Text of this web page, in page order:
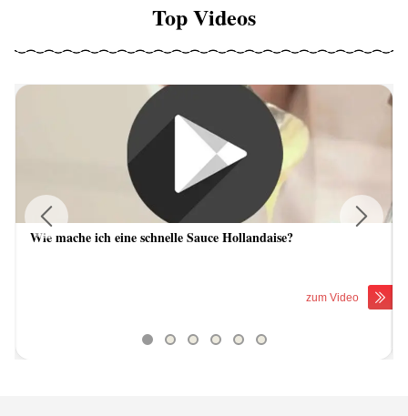
Top Videos
Wie mache ich eine schnelle Sauce Hollandaise?
zum Video
Previous